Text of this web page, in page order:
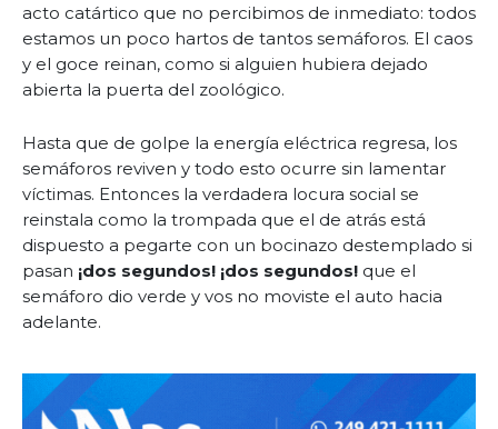
acto catártico que no percibimos de inmediato: todos
estamos un poco hartos de tantos semáforos. El caos
y el goce reinan, como si alguien hubiera dejado
abierta la puerta del zoológico.
Hasta que de golpe la energía eléctrica regresa, los
semáforos reviven y todo esto ocurre sin lamentar
víctimas. Entonces la verdadera locura social se
reinstala como la trompada que el de atrás está
dispuesto a pegarte con un bocinazo destemplado si
pasan ¡dos segundos! ¡dos segundos! que el
semáforo dio verde y vos no moviste el auto hacia
adelante.